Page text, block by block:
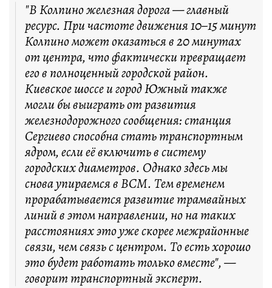
"В Колпино железная дорога — главный
ресурс. При частоте движения 10–15 минут
Колпино может оказаться в 20 минутах
от центра, что фактически превращает
его в полноценный городской район.
Киевское шоссе и город Южный также
могли бы выиграть от развития
железнодорожного сообщения: станция
Сергиево способна стать транспортным
ядром, если её включить в систему
городских диаметров. Однако здесь мы
снова упираемся в ВСМ. Тем временем
прорабатывается развитие трамвайных
линий в этом направлении, но на таких
расстояниях это уже скорее межрайонные
связи, чем связь с центром. То есть хорошо
это будет работать только вместе", —
говорит транспортный эксперт.